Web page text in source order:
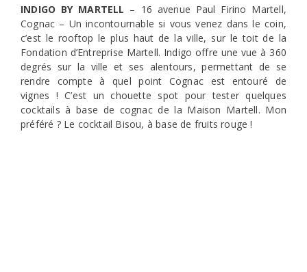
INDIGO BY MARTELL – 16 avenue Paul Firino Martell,
Cognac – Un incontournable si vous venez dans le coin,
c’est le rooftop le plus haut de la ville, sur le toit de la
Fondation d’Entreprise Martell. Indigo offre une vue à 360
degrés sur la ville et ses alentours, permettant de se
rendre compte à quel point Cognac est entouré de
vignes ! C’est un chouette spot pour tester quelques
cocktails à base de cognac de la Maison Martell. Mon
préféré ? Le cocktail Bisou, à base de fruits rouge !